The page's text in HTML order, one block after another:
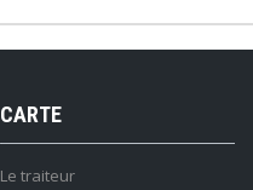
CARTE
Le traiteur